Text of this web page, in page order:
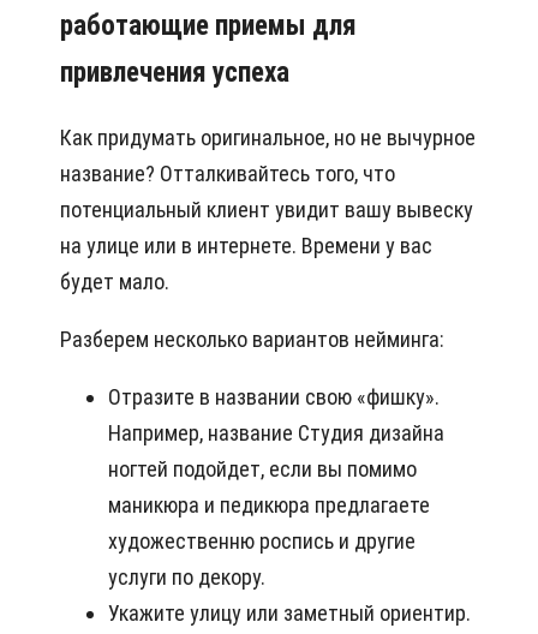
работающие приемы для
привлечения успеха
Как придумать оригинальное, но не вычурное
название? Отталкивайтесь того, что
потенциальный клиент увидит вашу вывеску
на улице или в интернете. Времени у вас
будет мало.
Разберем несколько вариантов нейминга:
Отразите в названии свою «фишку».
Например, название Студия дизайна
ногтей подойдет, если вы помимо
маникюра и педикюра предлагаете
художественню роспись и другие
услуги по декору.
Укажите улицу или заметный ориентир.